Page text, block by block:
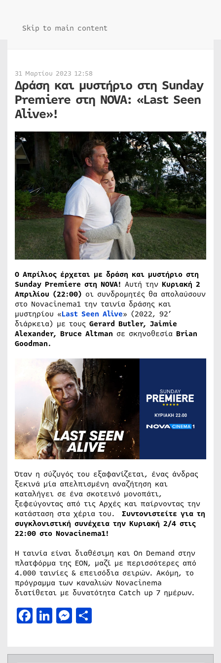
Skip to main content
31 Μαρτίου 2023 12:58
Δράση και μυστήριο στη Sunday
Premiere στη NOVA: «Last Seen
Alive​»!
Ο Απρίλιος έρχεται με δράση και μυστήριο στη
Sunday Premiere στη NOVA! Αυτή την Κυριακή 2
Απριλίου (22:00) οι συνδρομητές θα απολαύσουν
στο Novacinema1 την ταινία δράσης και
μυστηρίου «Last Seen Alive» (2022, 92’
διάρκεια) με τους Gerard Butler, Jaimie
Alexander, Bruce Altman σε σκηνοθεσία Brian
Goodman.
Όταν η σύζυγός του εξαφανίζεται, ένας άνδρας
ξεκινά μία απελπισμένη αναζήτηση και
καταλήγει σε ένα σκοτεινό μονοπάτι,
ξεφεύγοντας από τις Αρχές και παίρνοντας την
κατάσταση στα χέρια του. Συντονιστείτε για τη
συγκλονιστική συνέχεια την Κυριακή 2/4 στις
22:00 στο Novacinema1!
Η ταινία είναι διαθέσιμη και On Demand στην
πλατφόρμα της ΕΟΝ, μαζί με περισσότερες από
4.000 ταινίες & επεισόδια σειρών. Ακόμη, το
πρόγραμμα των καναλιών Novacinema
διατίθεται με δυνατότητα Catch up 7 ημέρων.
Facebook
LinkedIn
Messenger